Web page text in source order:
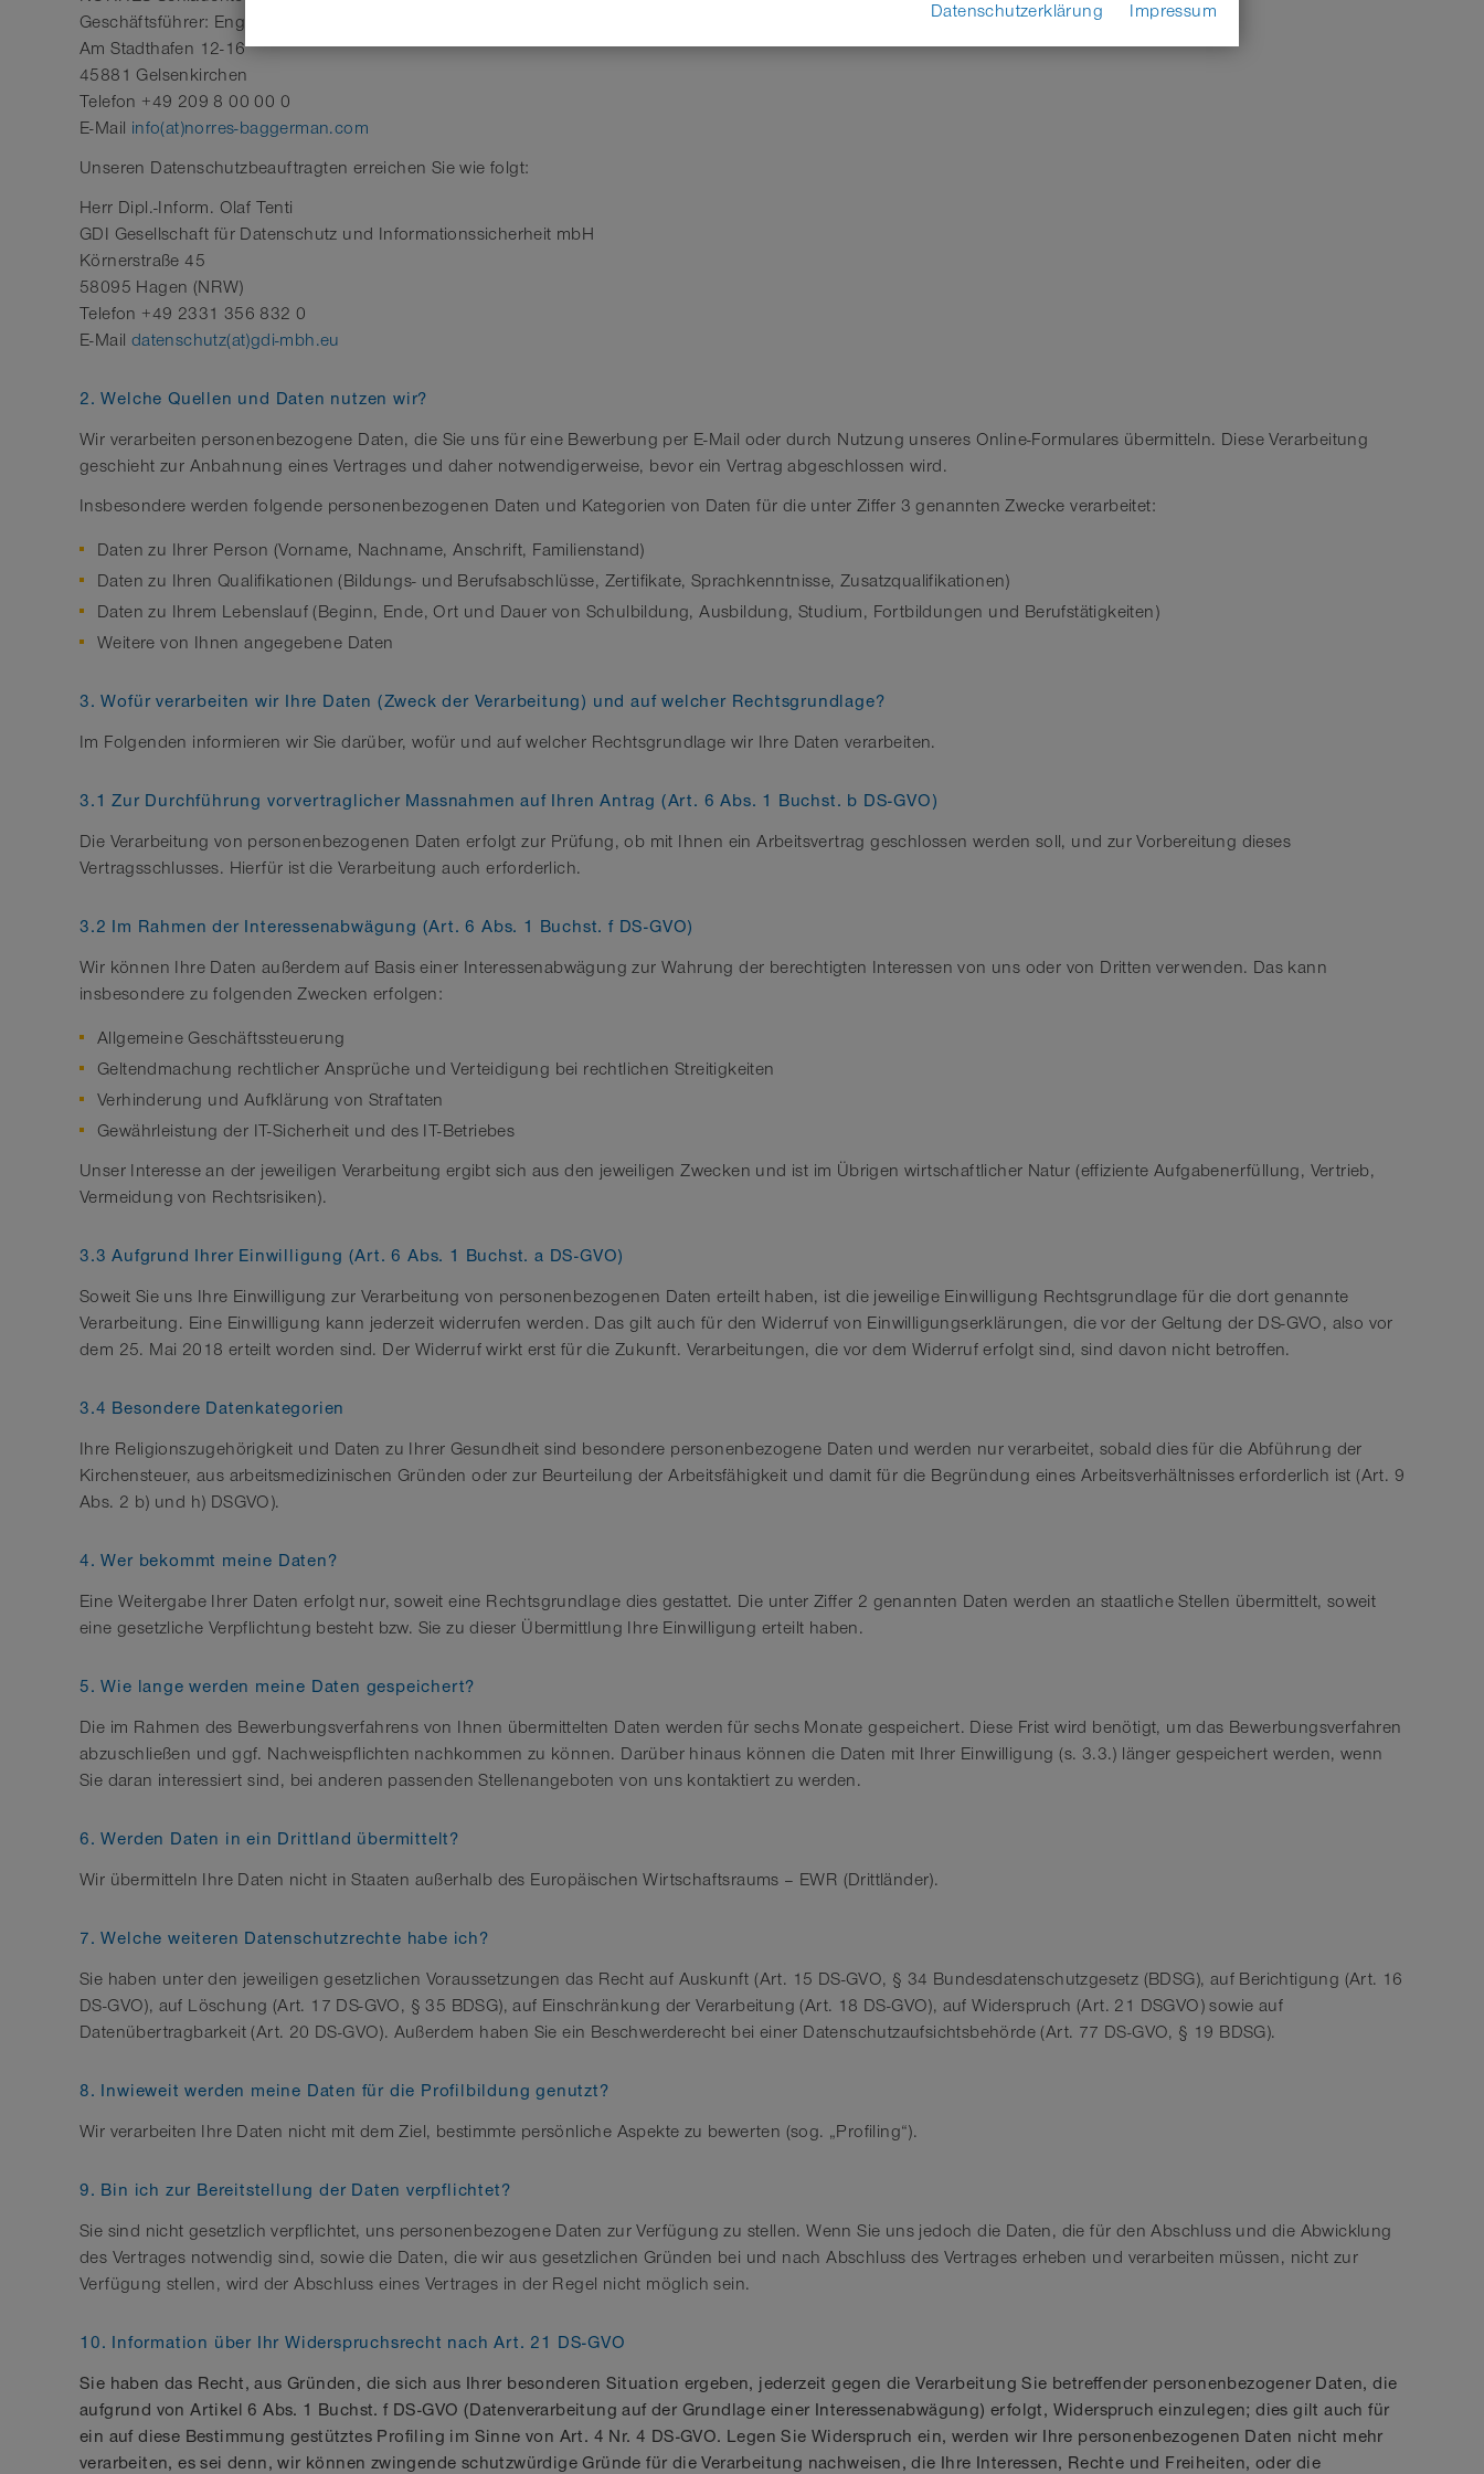
Geschäftsführer: Engelbertus H. Cordewener, Thomas Gela
Am Stadthafen 12-16
45881 Gelsenkirchen
Telefon +49 209 8 00 00 0
E-Mail info(at)norres-baggerman.com
Unseren Datenschutzbeauftragten erreichen Sie wie folgt:
Herr Dipl.-Inform. Olaf Tenti
GDI Gesellschaft für Datenschutz und Informationssicherheit mbH
Körnerstraße 45
58095 Hagen (NRW)
Telefon +49 2331 356 832 0
E-Mail datenschutz(at)gdi-mbh.eu
2. Welche Quellen und Daten nutzen wir?
Wir verarbeiten personenbezogene Daten, die Sie uns für eine Bewerbung per E-Mail oder durch Nutzung unseres Online-Formulares übermitteln. Diese Verarbeitung
geschieht zur Anbahnung eines Vertrages und daher notwendigerweise, bevor ein Vertrag abgeschlossen wird.
Insbesondere werden folgende personenbezogenen Daten und Kategorien von Daten für die unter Ziffer 3 genannten Zwecke verarbeitet:
Daten zu Ihrer Person (Vorname, Nachname, Anschrift, Familienstand)
Daten zu Ihren Qualifikationen (Bildungs- und Berufsabschlüsse, Zertifikate, Sprachkenntnisse, Zusatzqualifikationen)
Daten zu Ihrem Lebenslauf (Beginn, Ende, Ort und Dauer von Schulbildung, Ausbildung, Studium, Fortbildungen und Berufstätigkeiten)
Weitere von Ihnen angegebene Daten
3. Wofür verarbeiten wir Ihre Daten (Zweck der Verarbeitung) und auf welcher Rechtsgrundlage?
Im Folgenden informieren wir Sie darüber, wofür und auf welcher Rechtsgrundlage wir Ihre Daten verarbeiten.
3.1 Zur Durchführung vorvertraglicher Massnahmen auf Ihren Antrag (Art. 6 Abs. 1 Buchst. b DS-GVO)
Die Verarbeitung von personenbezogenen Daten erfolgt zur Prüfung, ob mit Ihnen ein Arbeitsvertrag geschlossen werden soll, und zur Vorbereitung dieses
Vertragsschlusses. Hierfür ist die Verarbeitung auch erforderlich.
3.2 Im Rahmen der Interessenabwägung (Art. 6 Abs. 1 Buchst. f DS-GVO)
Wir können Ihre Daten außerdem auf Basis einer Interessenabwägung zur Wahrung der berechtigten Interessen von uns oder von Dritten verwenden. Das kann
insbesondere zu folgenden Zwecken erfolgen:
Allgemeine Geschäftssteuerung
Geltendmachung rechtlicher Ansprüche und Verteidigung bei rechtlichen Streitigkeiten
Verhinderung und Aufklärung von Straftaten
Gewährleistung der IT-Sicherheit und des IT-Betriebes
Unser Interesse an der jeweiligen Verarbeitung ergibt sich aus den jeweiligen Zwecken und ist im Übrigen wirtschaftlicher Natur (effiziente Aufgabenerfüllung, Vertrieb,
Vermeidung von Rechtsrisiken).
3.3 Aufgrund Ihrer Einwilligung (Art. 6 Abs. 1 Buchst. a DS-GVO)
Soweit Sie uns Ihre Einwilligung zur Verarbeitung von personenbezogenen Daten erteilt haben, ist die jeweilige Einwilligung Rechtsgrundlage für die dort genannte
Verarbeitung. Eine Einwilligung kann jederzeit widerrufen werden. Das gilt auch für den Widerruf von Einwilligungserklärungen, die vor der Geltung der DS-GVO, also vor
dem 25. Mai 2018 erteilt worden sind. Der Widerruf wirkt erst für die Zukunft. Verarbeitungen, die vor dem Widerruf erfolgt sind, sind davon nicht betroffen.
3.4 Besondere Datenkategorien
Ihre Religionszugehörigkeit und Daten zu Ihrer Gesundheit sind besondere personenbezogene Daten und werden nur verarbeitet, sobald dies für die Abführung der
Kirchensteuer, aus arbeitsmedizinischen Gründen oder zur Beurteilung der Arbeitsfähigkeit und damit für die Begründung eines Arbeitsverhältnisses erforderlich ist (Art. 9
Abs. 2 b) und h) DSGVO).
4. Wer bekommt meine Daten?
Eine Weitergabe Ihrer Daten erfolgt nur, soweit eine Rechtsgrundlage dies gestattet. Die unter Ziffer 2 genannten Daten werden an staatliche Stellen übermittelt, soweit
eine gesetzliche Verpflichtung besteht bzw. Sie zu dieser Übermittlung Ihre Einwilligung erteilt haben.
5. Wie lange werden meine Daten gespeichert?
Die im Rahmen des Bewerbungsverfahrens von Ihnen übermittelten Daten werden für sechs Monate gespeichert. Diese Frist wird benötigt, um das Bewerbungsverfahren
abzuschließen und ggf. Nachweispflichten nachkommen zu können. Darüber hinaus können die Daten mit Ihrer Einwilligung (s. 3.3.) länger gespeichert werden, wenn
Sie daran interessiert sind, bei anderen passenden Stellenangeboten von uns kontaktiert zu werden.
6. Werden Daten in ein Drittland übermittelt?
Wir übermitteln Ihre Daten nicht in Staaten außerhalb des Europäischen Wirtschaftsraums – EWR (Drittländer).
7. Welche weiteren Datenschutzrechte habe ich?
Sie haben unter den jeweiligen gesetzlichen Voraussetzungen das Recht auf Auskunft (Art. 15 DS-GVO, § 34 Bundesdatenschutzgesetz (BDSG), auf Berichtigung (Art. 16
DS-GVO), auf Löschung (Art. 17 DS-GVO, § 35 BDSG), auf Einschränkung der Verarbeitung (Art. 18 DS-GVO), auf Widerspruch (Art. 21 DSGVO) sowie auf
Datenübertragbarkeit (Art. 20 DS-GVO). Außerdem haben Sie ein Beschwerderecht bei einer Datenschutzaufsichtsbehörde (Art. 77 DS-GVO, § 19 BDSG).
8. Inwieweit werden meine Daten für die Profilbildung genutzt?
Wir verarbeiten Ihre Daten nicht mit dem Ziel, bestimmte persönliche Aspekte zu bewerten (sog. „Profiling“).
9. Bin ich zur Bereitstellung der Daten verpflichtet?
Sie sind nicht gesetzlich verpflichtet, uns personenbezogene Daten zur Verfügung zu stellen. Wenn Sie uns jedoch die Daten, die für den Abschluss und die Abwicklung
des Vertrages notwendig sind, sowie die Daten, die wir aus gesetzlichen Gründen bei und nach Abschluss des Vertrages erheben und verarbeiten müssen, nicht zur
Verfügung stellen, wird der Abschluss eines Vertrages in der Regel nicht möglich sein.
10. Information über Ihr Widerspruchsrecht nach Art. 21 DS-GVO
Sie haben das Recht, aus Gründen, die sich aus Ihrer besonderen Situation ergeben, jederzeit gegen die Verarbeitung Sie betreffender personenbezogener Daten, die
aufgrund von Artikel 6 Abs. 1 Buchst. f DS-GVO (Datenverarbeitung auf der Grundlage einer Interessenabwägung) erfolgt, Widerspruch einzulegen; dies gilt auch für
ein auf diese Bestimmung gestütztes Profiling im Sinne von Art. 4 Nr. 4 DS-GVO. Legen Sie Widerspruch ein, werden wir Ihre personenbezogenen Daten nicht mehr
verarbeiten, es sei denn, wir können zwingende schutzwürdige Gründe für die Verarbeitung nachweisen, die Ihre Interessen, Rechte und Freiheiten, oder die
Datenschutzerklärung
Impressum